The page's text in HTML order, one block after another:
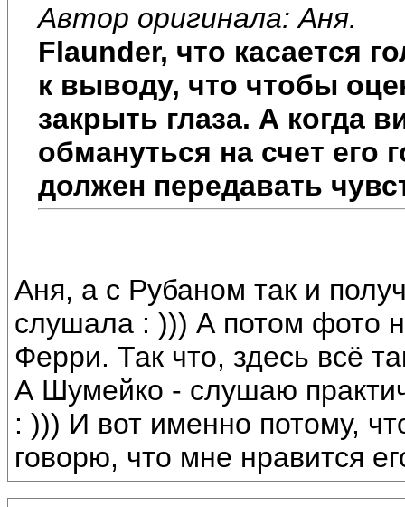
Автор оригинала: Аня.
Flaunder, что касается
к выводу, что чтобы
закрыть глаза. А когда
обмануться на счет его
должен передавать
Аня, а с Рубаном так и
слушала : ))) А потом фото
Ферри. Так что, здесь всё
А Шумейко - слушаю
: ))) И вот именно потому,
говорю, что мне нравится